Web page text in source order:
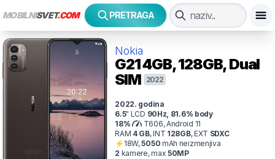
MOBILNISVET.COM PRETRAGA
Nokia
G214GB, 128GB, Dual
SIM
2022
2022. godina
6.5" LCD 90Hz, 81.6% body
18%
T606, Android 11
RAM 4GB,INT 128GB,EXT SDXC
⚡ 18W,5050 mAh neizmenjiva
2 kamere, max 50MP